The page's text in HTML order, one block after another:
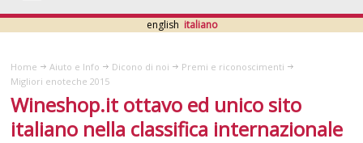
ROSSI
BIANCHI
ROSATI
english italiano
Home Aiuto e Info Dicono di noi
Premi e riconoscimenti
Migliori enoteche 2015
Wineshop.it ottavo ed unico sito
italiano nella classifica internazionale